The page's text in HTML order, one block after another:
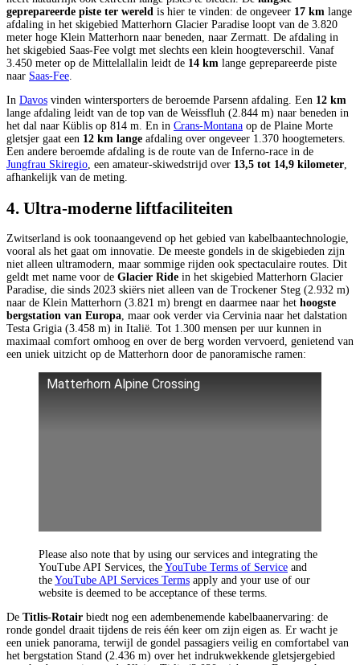
geprepareerde piste ter wereld is hier te vinden: de ongeveer 17 km lange
afdaling in het skigebied Matterhorn Glacier Paradise loopt van de 3.820
meter hoge Klein Matterhorn naar beneden, naar Zermatt. De afdaling in
het skigebied Saas-Fee volgt met slechts een klein hoogteverschil. Vanaf
3.450 meter op de Mittelallalin leidt de 14 km lange geprepareerde piste
naar Saas-Fee.
In Davos vinden wintersporters de beroemde Parsenn afdaling. Een 12 km
lange afdaling leidt van de top van de Weissfluh (2.844 m) naar beneden in
het dal naar Küblis op 814 m. En in Crans-Montana op de Plaine Morte
gletsjer gaat een 12 km lange afdaling over ongeveer 1.370 hoogtemeters.
Een andere beroemde afdaling is de route van de Inferno-race in de
Jungfrau Skiregio, een amateur-skiwedstrijd over 13,5 tot 14,9 kilometer,
afhankelijk van de meting.
4. Ultra-moderne liftfaciliteiten
Zwitserland is ook toonaangevend op het gebied van kabelbaantechnologie,
vooral als het gaat om innovatie. De meeste gondels in de skigebieden zijn
niet alleen ultramodern, maar sommige rijden ook spectaculaire routes. Dit
geldt met name voor de Glacier Ride in het skigebied Matterhorn Glacier
Paradise, die sinds 2023 skiërs niet alleen van de Trockener Steg (2.932 m)
naar de Klein Matterhorn (3.821 m) brengt en daarmee naar het hoogste
bergstation van Europa, maar ook verder via Cervinia naar het dalstation
Testa Grigia (3.458 m) in Italië. Tot 1.300 mensen per uur kunnen in
maximaal comfort omhoog en over de berg worden vervoerd, genietend van
een uniek uitzicht op de Matterhorn door de panoramische ramen:
Matterhorn Alpine Crossing
Please also note that by using our services and integrating the
YouTube API Services, the YouTube Terms of Service and
the YouTube API Services Terms apply and your use of our
website is deemed to be acceptance of these terms.
De Titlis-Rotair biedt nog een adembenemende kabelbaanervaring: de
ronde gondel draait tijdens de reis één keer om zijn eigen as. Er wacht je
een uniek panorama, terwijl de gondel passagiers veilig en comfortabel van
het bergstation Stand (2.436 m) over het indrukwekkende gletsjergebied